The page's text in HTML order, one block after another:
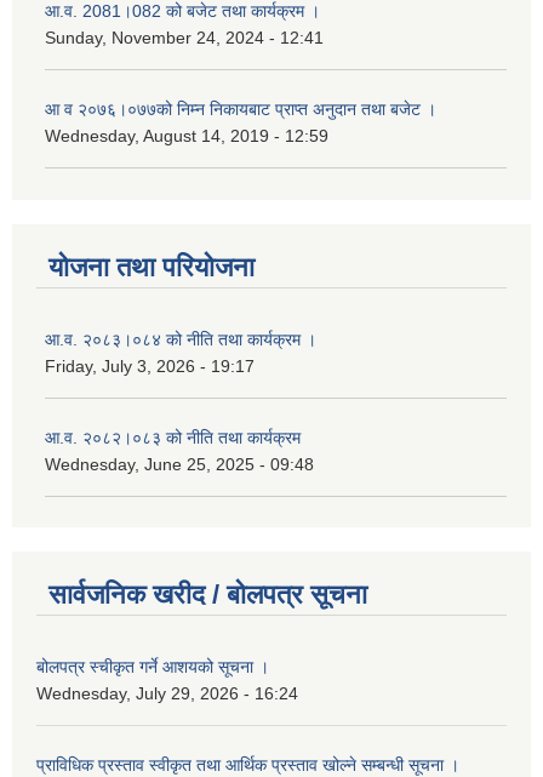
आ.व. 2081।082 को बजेट तथा कार्यक्रम ।
Sunday, November 24, 2024 - 12:41
आ‌ व २०७६।०७७को निम्न निकायबाट प्राप्त अनुदान तथा बजेट ।
Wednesday, August 14, 2019 - 12:59
योजना तथा परियोजना
आ.व. २०८३।०८४ को नीति तथा कार्यक्रम ।
Friday, July 3, 2026 - 19:17
आ.व. २०८२।०८३ को नीति तथा कार्यक्रम
Wednesday, June 25, 2025 - 09:48
सार्वजनिक खरीद / बोलपत्र सूचना
बोलपत्र स्चीकृत गर्ने आशयको सूचना ।
Wednesday, July 29, 2026 - 16:24
प्राविधिक प्रस्ताव स्वीकृत तथा आर्थिक प्रस्ताव खोल्ने सम्बन्धी सूचना ।